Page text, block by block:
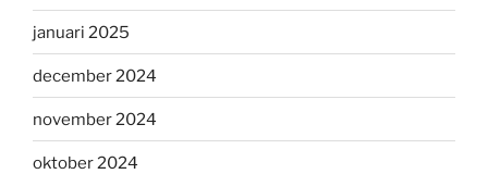
januari 2025
december 2024
november 2024
oktober 2024